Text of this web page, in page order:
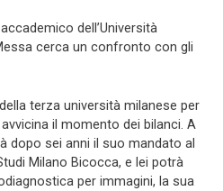
dell’Università
cerca un confronto con gli
terza università milanese per
il momento dei bilanci. A
dopo sei anni il suo mandato al
Milano Bicocca, e lei potrà
per immagini, la sua